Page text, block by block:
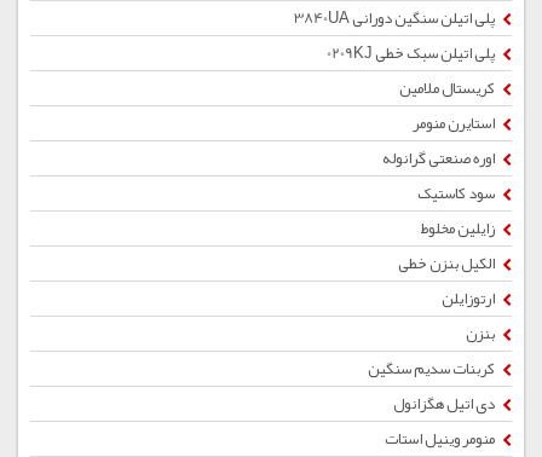
پلی اتیلن سنگین دورانی 3840UA
پلی اتیلن سبک خطی 0209KJ
کریستال ملامین
استایرن منومر
اوره صنعتی گرانوله
سود کاستیک
زایلین مخلوط
الکیل بنزن خطی
ارتوزایلن
بنزن
کربنات سدیم سنگین
دی اتیل هگزانول
منومر وینیل استات